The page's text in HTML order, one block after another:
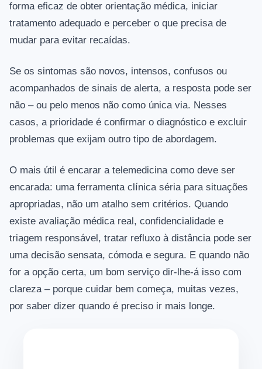
forma eficaz de obter orientação médica, iniciar
tratamento adequado e perceber o que precisa de
mudar para evitar recaídas.
Se os sintomas são novos, intensos, confusos ou
acompanhados de sinais de alerta, a resposta pode ser
não – ou pelo menos não como única via. Nesses
casos, a prioridade é confirmar o diagnóstico e excluir
problemas que exijam outro tipo de abordagem.
O mais útil é encarar a telemedicina como deve ser
encarada: uma ferramenta clínica séria para situações
apropriadas, não um atalho sem critérios. Quando
existe avaliação médica real, confidencialidade e
triagem responsável, tratar refluxo à distância pode ser
uma decisão sensata, cómoda e segura. E quando não
for a opção certa, um bom serviço dir-lhe-á isso com
clareza – porque cuidar bem começa, muitas vezes,
por saber dizer quando é preciso ir mais longe.